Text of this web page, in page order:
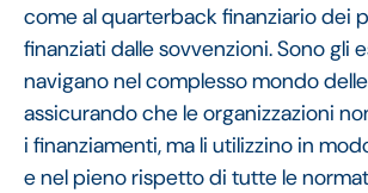
come al quarterback finanziario dei
finanziati dalle sovvenzioni. Sono gli
navigano nel complesso mondo
assicurando che le organizzazioni
i finanziamenti, ma li utilizzino in
e nel pieno rispetto di tutte le